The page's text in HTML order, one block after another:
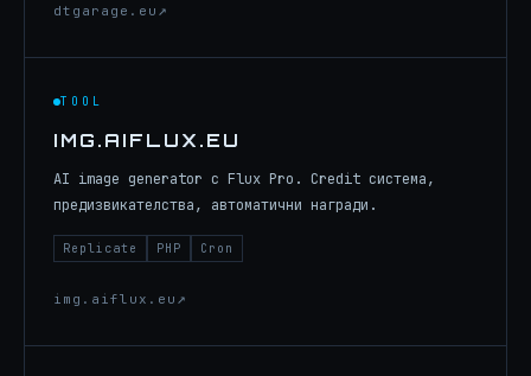
dtgarage.eu
TOOL
IMG.AIFLUX.EU
AI image generator с Flux Pro. Credit система,
предизвикателства, автоматични награди.
Replicate PHP Cron
img.aiflux.eu